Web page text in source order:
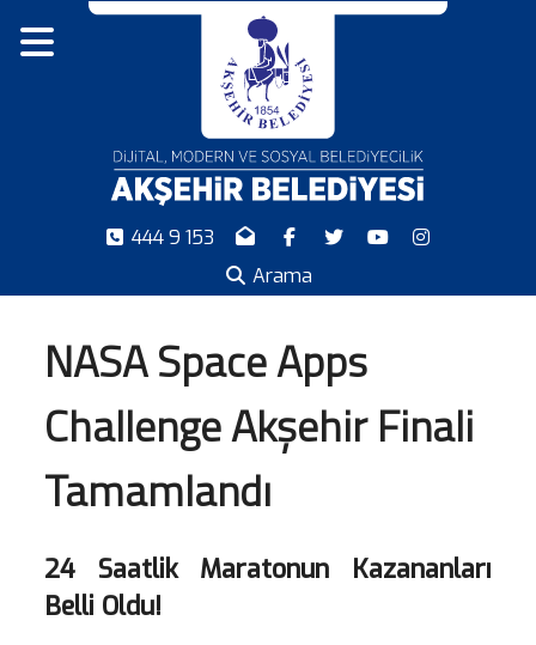
444 9 153
Arama
NASA Space Apps
Challenge Akşehir Finali
Tamamlandı
24 Saatlik Maratonun Kazananları
Belli Oldu!